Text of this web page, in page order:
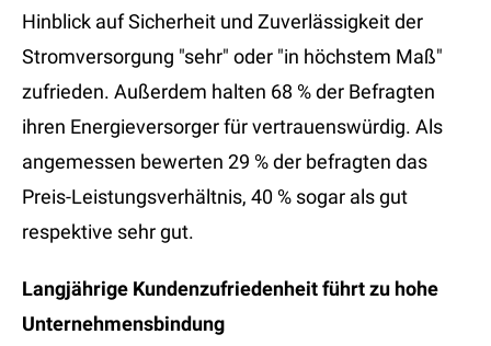
Hinblick auf Sicherheit und Zuverlässigkeit der
Stromversorgung "sehr" oder "in höchstem Maß"
zufrieden. Außerdem halten 68 % der Befragten
ihren Energieversorger für vertrauenswürdig. Als
angemessen bewerten 29 % der befragten das
Preis-Leistungsverhältnis, 40 % sogar als gut
respektive sehr gut.
Langjährige Kundenzufriedenheit führt zu hohe
Unternehmensbindung